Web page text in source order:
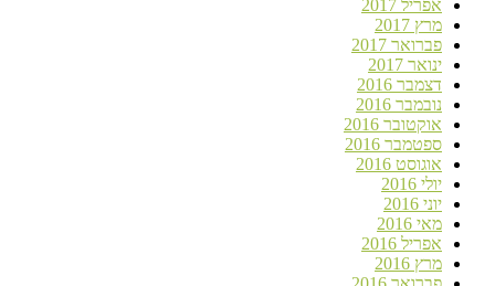
אפריל 2017
מרץ 2017
פברואר 2017
ינואר 2017
דצמבר 2016
נובמבר 2016
אוקטובר 2016
ספטמבר 2016
אוגוסט 2016
יולי 2016
יוני 2016
מאי 2016
אפריל 2016
מרץ 2016